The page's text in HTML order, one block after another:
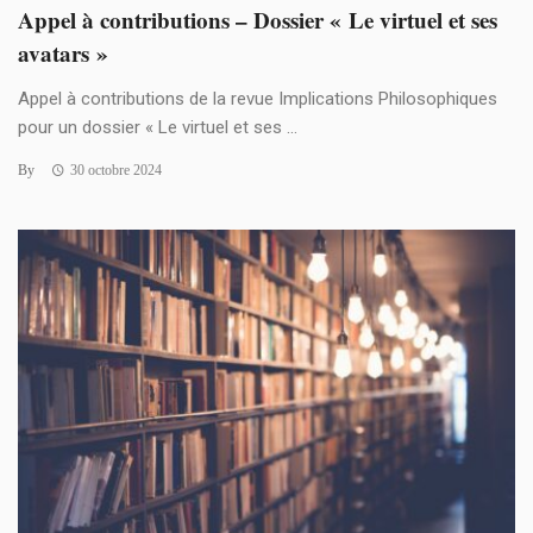
Appel à contributions – Dossier « Le virtuel et ses
avatars »
Appel à contributions de la revue Implications Philosophiques
pour un dossier « Le virtuel et ses ...
By 30 octobre 2024